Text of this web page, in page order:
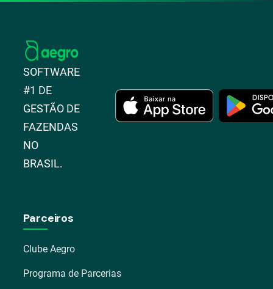
SOFTWARE
#1 DE
GESTÃO DE
FAZENDAS
NO
BRASIL.
Parceiros
Clube Aegro
Programa de Parcerias